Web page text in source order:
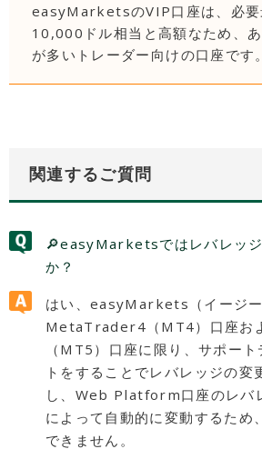
easyMarketsのVIP口座は、必要
10,000ドル相当と高額なため、
が多いトレーダー向けの口座です。
関連するご質問
🔎easyMarketsではレバレッ
か？
はい、easyMarkets（イージー
MetaTrader4（MT4）口座お
（MT5）口座に限り、サポー
トをすることでレバレッジの変
し、Web Platform口座のレバ
によって自動的に変動するため
できません。